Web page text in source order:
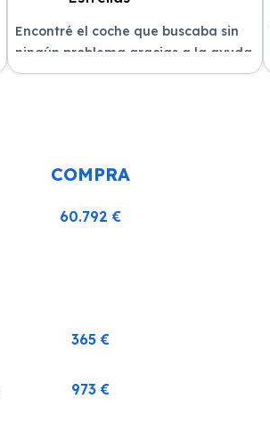
Encontré el coche que buscaba sin
ningún problema gracias a la ayuda
del equipo. La atención al cliente fue
COMPRA
60.792 €
365 €
973 €